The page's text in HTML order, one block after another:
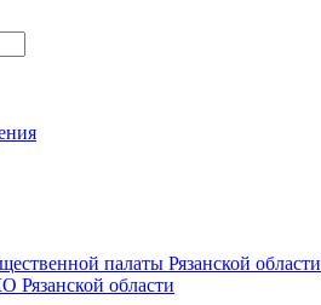
палаты Рязанской области
Рязанской области